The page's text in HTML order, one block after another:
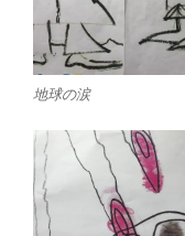
地球の涙